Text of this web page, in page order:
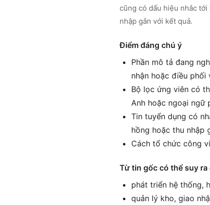
cũng có dấu hiệu nhắc
nhập gắn với kết quả.
Điểm đáng chú ý
Phần mô tả đang
nhận hoặc điều phối
Bộ lọc ứng viên có
Anh hoặc ngoại ngữ
Tin tuyển dụng có
hồng hoặc thu nhập
Cách tổ chức công
Từ tin gốc có thể suy
phát triển hệ thống,
quản lý kho, giao